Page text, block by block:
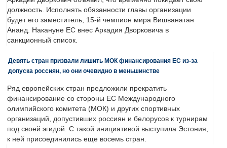
должность. Исполнять обязанности главы организации
будет его заместитель, 15-й чемпион мира Вишванатан
Ананд. Накануне ЕС внес Аркадия Дворковича в
санкционный список.
Девять стран призвали лишить МОК финансирования ЕС из-за
допуска россиян, но они очевидно в меньшинстве
Ряд европейских стран предложили прекратить
финансирование со стороны ЕС Международного
олимпийского комитета (МОК) и других спортивных
организаций, допустивших россиян и белорусов к турнирам
под своей эгидой. С такой инициативой выступила Эстония,
к ней присоединились еще восемь стран.